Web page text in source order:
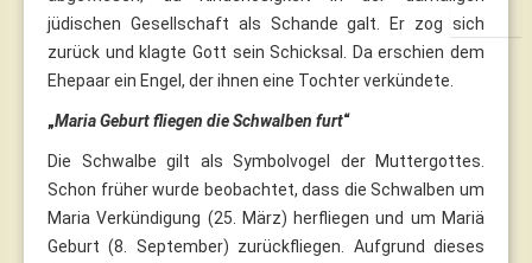
jüdischen Gesellschaft als Schande galt. Er zog sich
zurück und klagte Gott sein Schicksal. Da erschien dem
Ehepaar ein Engel, der ihnen eine Tochter verkündete.
„Maria Geburt fliegen die Schwalben furt“
Die Schwalbe gilt als Symbolvogel der Muttergottes.
Schon früher wurde beobachtet, dass die Schwalben um
Maria Verkündigung (25. März) herfliegen und um Mariä
Geburt (8. September) zurückfliegen. Aufgrund dieses